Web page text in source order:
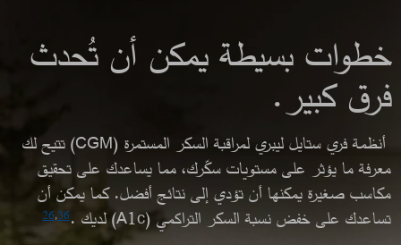
خطوات بسيطة يمكن أن تُحدث
فرق كبير.​
أنظمة فري ستايل ليبري لمراقبة السكر المستمرة (CGM) تتيح لك
معرفة ما يؤثر على مستويات سكّرك، مما يساعدك على تحقيق
مكاسب صغيرة يمكنها أن تؤدي إلى نتائج أفضل. كما يمكن أن
تساعدك على خفض نسبة السكر التراكمي (A1c) لديك .
26,36